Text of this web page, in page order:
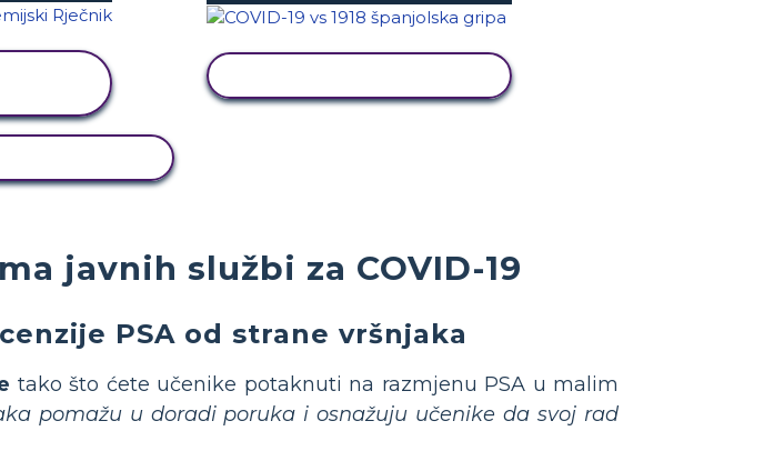
javnih službi za COVID-19
PSA od strane vršnjaka
tako što ćete učenike potaknuti na razmjenu PSA u malim
pomažu u doradi poruka i osnažuju učenike da svoj rad